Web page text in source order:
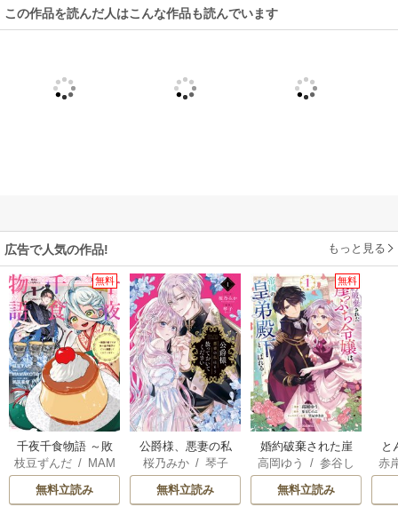
この作品を読んだ人はこんな作品も読んでいます
広告で人気の作品! もっと見る
無料
千夜千食物語 ～敗
国の姫ですが氷の
皇子殿下がどうも
溺愛してくれてい
枝豆ずんだ/ MAM
AKOTO
/ 鴉羽凛燈
無料立読み
公爵様、悪妻の私
はもう放っておい
てください
桜乃みか/ 琴子
無料立読み
無料
婚約破棄された崖
っぷち令嬢は、帝
国の皇弟殿下と結
ばれる
高岡ゆう /参谷し
/ 雲屋ゆきお
無料立読み
と
赤